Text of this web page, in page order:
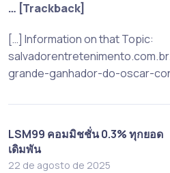
… [Trackback]
[…] Information on that Topic:
grande-ganhador-do-oscar-
LSM99 คอมมิชชั่น 0.3% ทุกยอด
เดิมพัน
22 de agosto de 2025